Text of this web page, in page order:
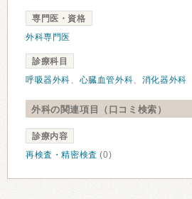
専門医・資格
外科専門医
診療科目
呼吸器外科、 心臓血管外科、 消化器外科
外科の関連項目（口コミ検索）
診療内容
再検査・精密検査 (0)